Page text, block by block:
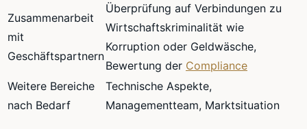
Zusammenarbeit
mit
Geschäftspartnern
Überprüfung auf Verbindungen zu
Wirtschaftskriminalität wie
Korruption oder Geldwäsche,
Bewertung der Compliance
Weitere Bereiche
nach Bedarf
Technische Aspekte,
Managementteam, Marktsituation